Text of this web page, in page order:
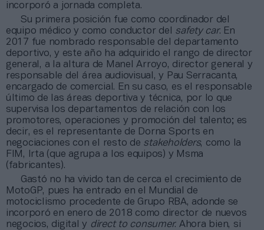
incorporó a jornada completa.
Su primera posición fue como coordinador del
equipo médico y como conductor del safety car. En
2017 fue nombrado responsable del departamento
deportivo, y este año ha adquirido el rango de director
general, a la altura de Manel Arroyo, director general y
responsable del área audiovisual, y Pau Serracanta,
encargado de comercial. En su caso, es el responsable
último de las áreas deportiva y técnica, por lo que
supervisa los departamentos de relación con los
promotores, operaciones y promoción del talento; es
decir, es el representante de Dorna Sports en
negociaciones con el resto de stakeholders, como la
FIM, Irta (que agrupa a los equipos) y Msma
(fabricantes).
Gastó no ha vivido tan de cerca el crecimiento de
MotoGP, pues ha entrado en el Mundial de
motociclismo procedente de Grupo RBA, adonde se
incorporó en enero de 2018 como director de nuevos
negocios, digital y direct to consumer. Ahora bien, si